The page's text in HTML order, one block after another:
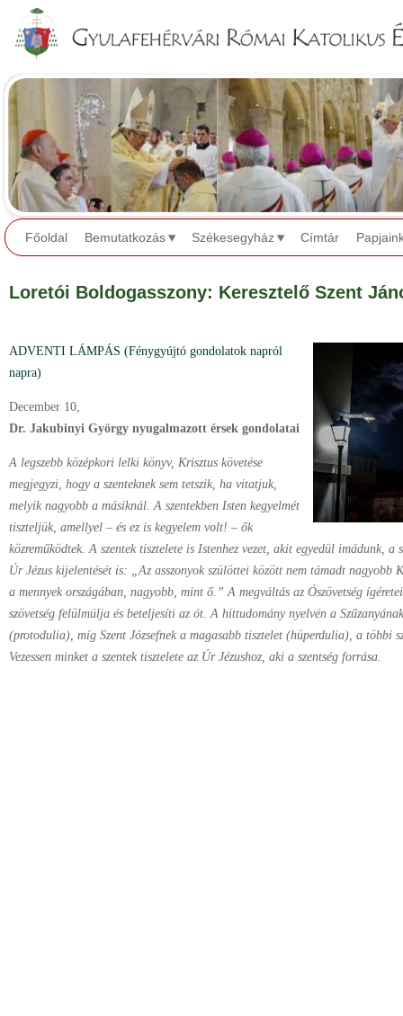
Főoldal Bemutatkozás Székesegyház Címtár
Loretói Boldogasszony: Keresztelő Szent
ADVENTI LÁMPÁS (Fénygyújtó gondolatok napról
napra)
December 10,
Dr. Jakubinyi György nyugalmazott érsek gondolatai
A legszebb középkori lelki könyv, Krisztus követése
megjegyzi, hogy a szenteknek sem tetszik, ha vitatjuk,
melyik nagyobb a másiknál. A szentekben Isten kegyelmét
tiszteljük, amellyel – és ez is kegyelem volt! – ők
közreműködtek. A szentek tisztelete is Istenhez vezet, akit egyedül imádunk,
Úr Jézus kijelentését is: „Az asszonyok szülöttei között nem támadt nagyobb
a mennyek országában, nagyobb, mint ő.” A megváltás az Ószövetség
szövetség felülmúlja és beteljesíti az ót. A hittudomány nyelvén a
(protodulia), míg Szent Józsefnek a magasabb tisztelet (hüperdulia), a többi
Vezessen minket a szentek tisztelete az Úr Jézushoz, aki a szentség forrása.